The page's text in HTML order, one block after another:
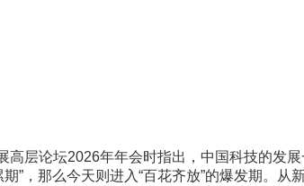
论坛2026年年会时指出，中国科技的发
”，那么今天则进入“百花齐放”的爆发期。